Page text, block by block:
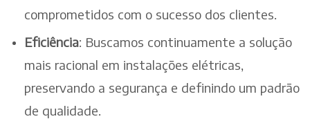
comprometidos com o sucesso dos clientes.
Eficiência: Buscamos continuamente a solução
mais racional em instalações elétricas,
preservando a segurança e definindo um padrão
de qualidade.